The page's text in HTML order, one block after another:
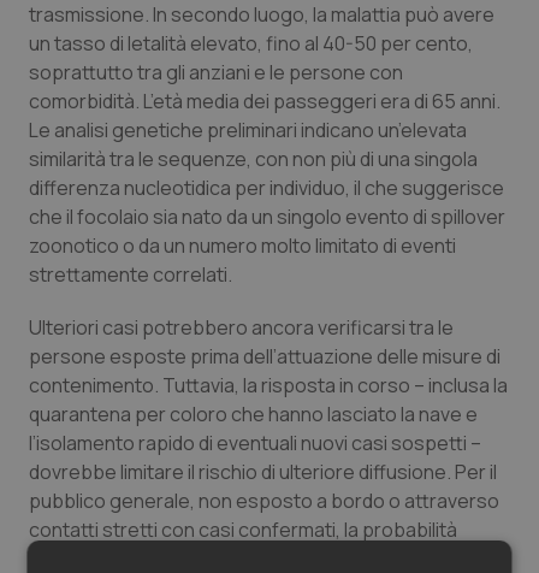
Vaccini
trasmissione. In secondo luogo, la malattia può avere
un tasso di letalità elevato, fino al 40-50 per cento,
soprattutto tra gli anziani e le persone con
comorbidità. L’età media dei passeggeri era di 65 anni.
Le analisi genetiche preliminari indicano un’elevata
similarità tra le sequenze, con non più di una singola
differenza nucleotidica per individuo, il che suggerisce
che il focolaio sia nato da un singolo evento di spillover
zoonotico o da un numero molto limitato di eventi
strettamente correlati.
Ulteriori casi potrebbero ancora verificarsi tra le
persone esposte prima dell’attuazione delle misure di
contenimento. Tuttavia, la risposta in corso – inclusa la
quarantena per coloro che hanno lasciato la nave e
l’isolamento rapido di eventuali nuovi casi sospetti –
dovrebbe limitare il rischio di ulteriore diffusione. Per il
pubblico generale, non esposto a bordo o attraverso
contatti stretti con casi confermati, la probabilità